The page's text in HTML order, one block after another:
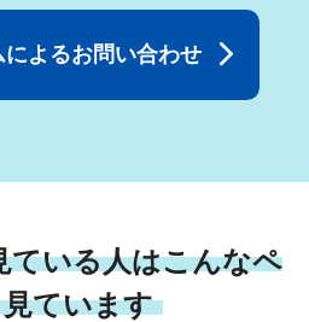
によるお問い合わせ
ている人はこんなペ
ています